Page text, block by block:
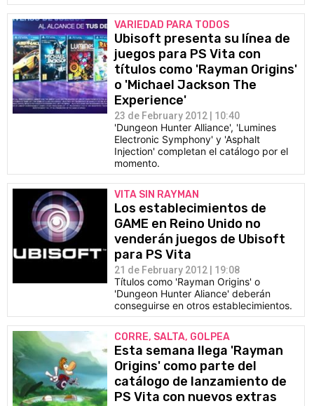
VARIEDAD PARA TODOS
Ubisoft presenta su línea de
juegos para PS Vita con
títulos como 'Rayman Origins'
o 'Michael Jackson The
Experience'
23 de February 2012 | 10:40
'Dungeon Hunter Alliance', 'Lumines
Electronic Symphony' y 'Asphalt
Injection' completan el catálogo por el
momento.
VITA SIN RAYMAN
Los establecimientos de
GAME en Reino Unido no
venderán juegos de Ubisoft
para PS Vita
21 de February 2012 | 19:08
Títulos como 'Rayman Origins' o
'Dungeon Hunter Aliance' deberán
conseguirse en otros establecimientos.
CORRE, SALTA, GOLPEA
Esta semana llega 'Rayman
Origins' como parte del
catálogo de lanzamiento de
PS Vita con nuevos extras